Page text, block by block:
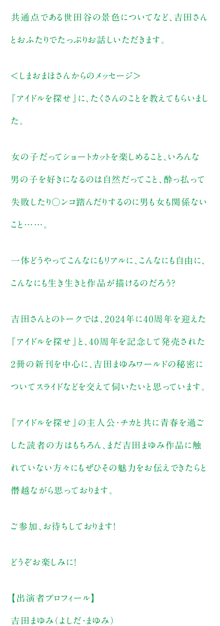
共通点である世田谷の景色についてなど、吉田さん
とおふたりでたっぷりお話しいただきます。
＜しまおまほさんからのメッセージ＞
『アイドルを探せ』に、たくさんのことを教えてもらいまし
た。
女の子だってショートカットを楽しめること、いろんな
男の子を好きになるのは自然だってこと、酔っ払って
失敗したり○ンコ踏んだりするのに男も女も関係ない
こと……。
一体どうやってこんなにもリアルに、こんなにも自由に、
こんなにも生き生きと作品が描けるのだろう？
吉田さんとのトークでは、2024年に40周年を迎えた
『アイドルを探せ』と、40周年を記念して発売された
2冊の新刊を中心に、吉田まゆみワールドの秘密に
ついてスライドなどを交えて伺いたいと思っています。
『アイドルを探せ』の主人公・チカと共に青春を過ご
した読者の方はもちろん、まだ吉田まゆみ作品に触
れていない方々にもぜひその魅力をお伝えできたらと
僭越ながら思っております。
ご参加、お待ちしております！
どうぞお楽しみに！
【出演者プロフィール】
吉田まゆみ（よしだ・まゆみ）